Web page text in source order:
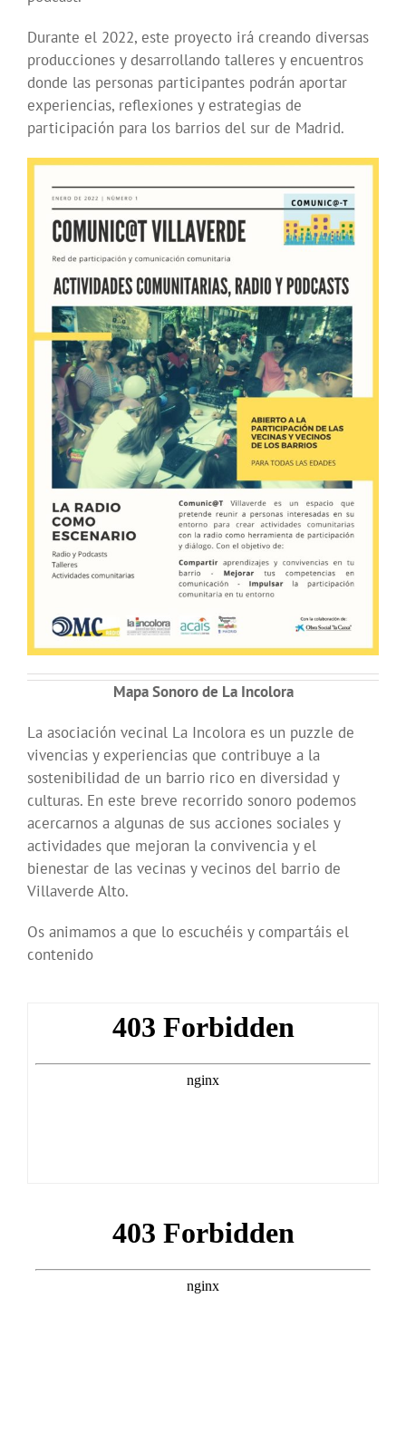
Durante el 2022, este proyecto irá creando diversas
producciones y desarrollando talleres y encuentros
donde las personas participantes podrán aportar
experiencias, reflexiones y estrategias de
participación para los barrios del sur de Madrid.
Mapa Sonoro de La Incolora
La asociación vecinal La Incolora es un puzzle de
vivencias y experiencias que contribuye a la
sostenibilidad de un barrio rico en diversidad y
culturas. En este breve recorrido sonoro podemos
acercarnos a algunas de sus acciones sociales y
actividades que mejoran la convivencia y el
bienestar de las vecinas y vecinos del barrio de
Villaverde Alto.
Os animamos a que lo escuchéis y compartáis el
contenido